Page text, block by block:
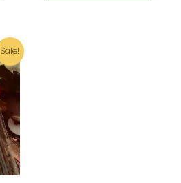
Sale!